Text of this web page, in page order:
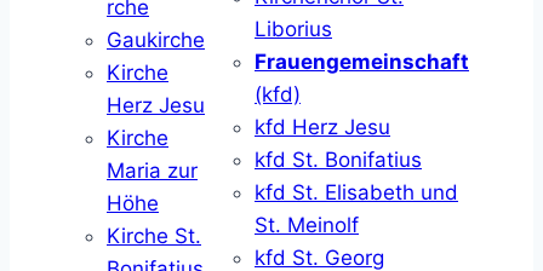
rche
Gaukirche
Kirche
Herz Jesu
Kirche
Maria zur
Höhe
Kirche St.
Liborius
Frauengemeinschaft
(kfd)
kfd Herz Jesu
kfd St. Bonifatius
kfd St. Elisabeth und
St. Meinolf
kfd St. Georg